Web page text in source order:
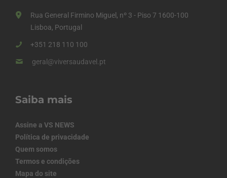
Rua General Firmino Miguel, nº 3 - Piso 7 1600-100
Lisboa, Portugal
+351 218 110 100
geral@viversaudavel.pt
Saiba mais
Assine a VS NEWS
Política de privacidade
Quem somos
Termos e condições
Mapa do site